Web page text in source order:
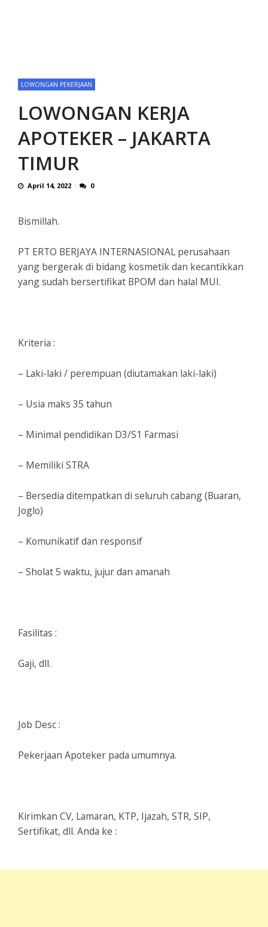
LOWONGAN PEKERJAAN
LOWONGAN KERJA
APOTEKER – JAKARTA
TIMUR
April 14, 2022 0
Bismillah.
PT ERTO BERJAYA INTERNASIONAL perusahaan
yang bergerak di bidang kosmetik dan kecantikkan
yang sudah bersertifikat BPOM dan halal MUI.
Kriteria :
– Laki-laki / perempuan (diutamakan laki-laki)
– Usia maks 35 tahun
– Minimal pendidikan D3/S1 Farmasi
– Memiliki STRA
– Bersedia ditempatkan di seluruh cabang (Buaran,
Joglo)
– Komunikatif dan responsif
– Sholat 5 waktu, jujur dan amanah
Fasilitas :
Gaji, dll.
Job Desc :
Pekerjaan Apoteker pada umumnya.
Kirimkan CV, Lamaran, KTP, Ijazah, STR, SIP,
Sertifikat, dll. Anda ke :